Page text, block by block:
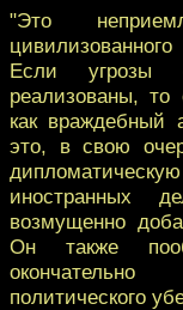
"Это
Если угрозы
реализованы, то
как враждебный
это, в свою
иностранных
возмущенно
Он также
политического